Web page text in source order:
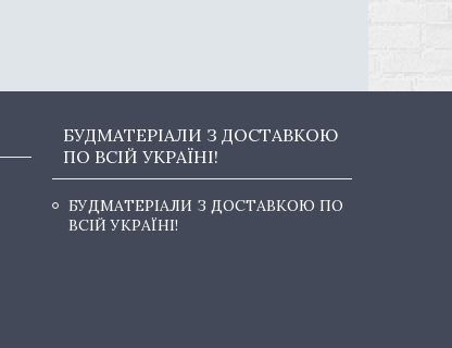
БУДМАТЕРІАЛИ З ДОСТАВКОЮ
ПО ВСІЙ УКРАЇНІ!
БУДМАТЕРІАЛИ З ДОСТАВКОЮ ПО
ВСІЙ УКРАЇНІ!